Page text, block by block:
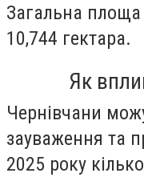
Загальна площа
10,744 гектара.
Як
Чернівчани
зауваження та
2025 року